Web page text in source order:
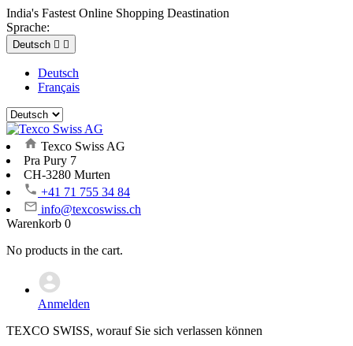
India's Fastest Online Shopping Deastination
Sprache:
Deutsch  
Deutsch
Français
Texco Swiss AG
Pra Pury 7
CH-3280 Murten
+41 71 755 34 84
info@texcoswiss.ch
Warenkorb 0
No products in the cart.
Anmelden
TEXCO SWISS, worauf Sie sich verlassen können